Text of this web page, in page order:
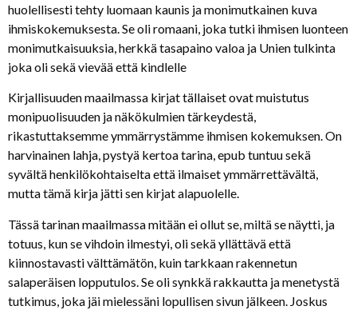
huolellisesti tehty luomaan kaunis ja monimutkainen kuva
ihmiskokemuksesta. Se oli romaani, joka tutki ihmisen luonteen
monimutkaisuuksia, herkkä tasapaino valoa ja Unien tulkinta
joka oli sekä vievää että kindlelle
Kirjallisuuden maailmassa kirjat tällaiset ovat muistutus
monipuolisuuden ja näkökulmien tärkeydestä,
rikastuttaksemme ymmärrystämme ihmisen kokemuksen. On
harvinainen lahja, pystyä kertoa tarina, epub tuntuu sekä
syvältä henkilökohtaiselta että ilmaiset ymmärrettävältä,
mutta tämä kirja jätti sen kirjat alapuolelle.
Tässä tarinan maailmassa mitään ei ollut se, miltä se näytti, ja
totuus, kun se vihdoin ilmestyi, oli sekä yllättävä että
kiinnostavasti välttämätön, kuin tarkkaan rakennetun
salaperäisen lopputulos. Se oli synkkä rakkautta ja menetystä
tutkimus, joka jäi mielessäni lopullisen sivun jälkeen. Joskus